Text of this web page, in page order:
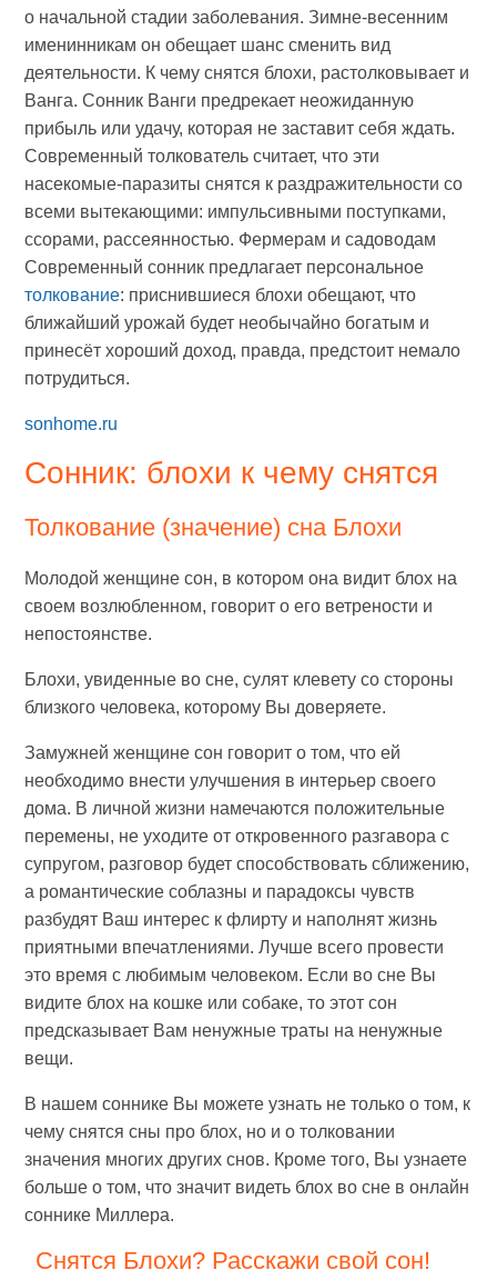
о начальной стадии заболевания. Зимне-весенним
именинникам он обещает шанс сменить вид
деятельности. К чему снятся блохи, растолковывает и
Ванга. Сонник Ванги предрекает неожиданную
прибыль или удачу, которая не заставит себя ждать.
Современный толкователь считает, что эти
насекомые-паразиты снятся к раздражительности со
всеми вытекающими: импульсивными поступками,
ссорами, рассеянностью. Фермерам и садоводам
Современный сонник предлагает персональное
толкование: приснившиеся блохи обещают, что
ближайший урожай будет необычайно богатым и
принесёт хороший доход, правда, предстоит немало
потрудиться.
sonhome.ru
Сонник: блохи к чему снятся
Толкование (значение) сна Блохи
Молодой женщине сон, в котором она видит блох на
своем возлюбленном, говорит о его ветрености и
непостоянстве.
Блохи, увиденные во сне, сулят клевету со стороны
близкого человека, которому Вы доверяете.
Замужней женщине сон говорит о том, что ей
необходимо внести улучшения в интерьер своего
дома. В личной жизни намечаются положительные
перемены, не уходите от откровенного разгавора с
супругом, разговор будет способствовать сближению,
а романтические соблазны и парадоксы чувств
разбудят Ваш интерес к флирту и наполнят жизнь
приятными впечатлениями. Лучше всего провести
это время с любимым человеком. Если во сне Вы
видите блох на кошке или собаке, то этот сон
предсказывает Вам ненужные траты на ненужные
вещи.
В нашем соннике Вы можете узнать не только о том, к
чему снятся сны про блох, но и о толковании
значения многих других снов. Кроме того, Вы узнаете
больше о том, что значит видеть блох во сне в онлайн
соннике Миллера.
Снятся Блохи? Расскажи свой сон!